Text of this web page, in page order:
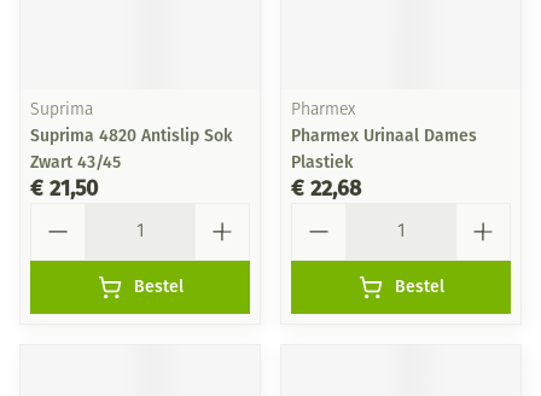
Suprima
Suprima 4820 Antislip Sok
Zwart 43/45
€ 21,50
Bestel
Pharmex
Pharmex Urinaal Dames
Plastiek
€ 22,68
Bestel